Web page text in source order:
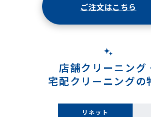
ご注文はこちら
店舗クリーニング
宅配クリーニングの
リネット